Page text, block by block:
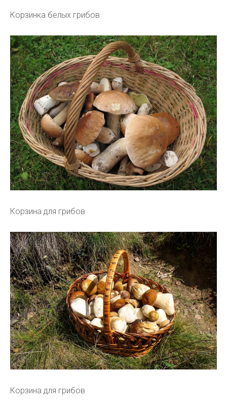
Корзинка белых грибов
Корзина для грибов
Корзина для грибов